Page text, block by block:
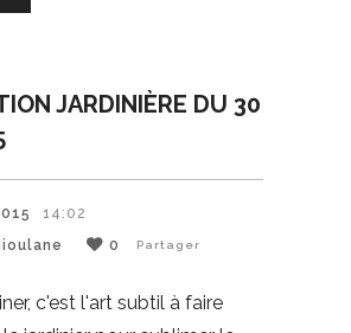
JARDINIÈRE DU 30
14:02
0 Partager
c'est l'art subtil à faire